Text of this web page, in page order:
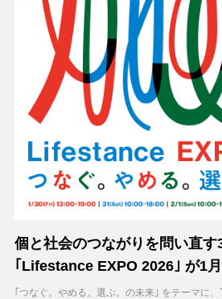
個と社会のつながりを問い直
｢Lifestance EXPO 2026｣ が1
｢つなぐ。やめる。選ぶ。の未来｣ をテーマに